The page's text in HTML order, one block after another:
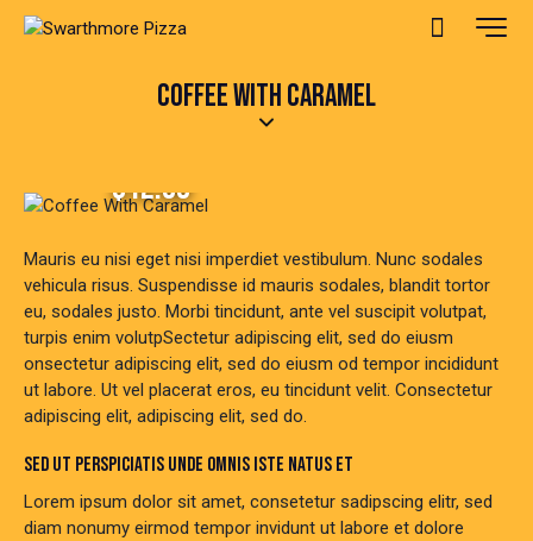
COFFEE WITH CARAMEL
$12.00
Mauris eu nisi eget nisi imperdiet vestibulum. Nunc sodales
vehicula risus. Suspendisse id mauris sodales, blandit tortor
eu, sodales justo. Morbi tincidunt, ante vel suscipit volutpat,
turpis enim volutpSectetur adipiscing elit, sed do eiusm
onsectetur adipiscing elit, sed do eiusm od tempor incididunt
ut labore. Ut vel placerat eros, eu tincidunt velit. Consectetur
adipiscing elit, adipiscing elit, sed do.
SED UT PERSPICIATIS UNDE OMNIS ISTE NATUS ET
Lorem ipsum dolor sit amet, consetetur sadipscing elitr, sed
diam nonumy eirmod tempor invidunt ut labore et dolore